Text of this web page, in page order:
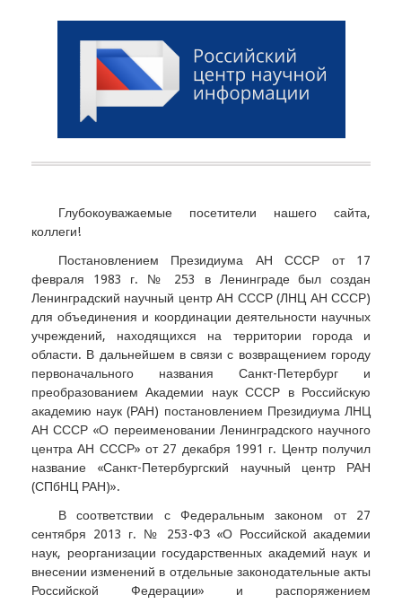
Глубокоуважаемые посетители нашего сайта,
коллеги!
Постановлением Президиума АН СССР от 17
февраля 1983 г. № 253 в Ленинграде был создан
Ленинградский научный центр АН СССР (ЛНЦ АН СССР)
для объединения и координации деятельности научных
учреждений, находящихся на территории города и
области. В дальнейшем в связи с возвращением городу
первоначального названия Санкт-Петербург и
преобразованием Академии наук СССР в Российскую
академию наук (РАН) постановлением Президиума ЛНЦ
АН СССР «О переименовании Ленинградского научного
центра АН СССР» от 27 декабря 1991 г. Центр получил
название «Санкт-Петербургский научный центр РАН
(СПбНЦ РАН)».
В соответствии с Федеральным законом от 27
сентября 2013 г. № 253-ФЗ «О Российской академии
наук, реорганизации государственных академий наук и
внесении изменений в отдельные законодательные акты
Российской Федерации» и распоряжением